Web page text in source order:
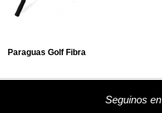
Paraguas Golf Fibra
Seguinos en